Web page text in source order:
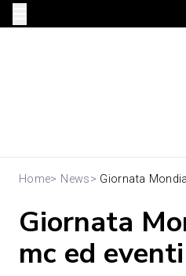
Home> News> Giornata
Giornata
mc ed